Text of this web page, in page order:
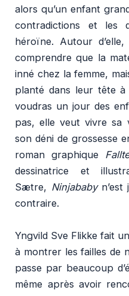
alors qu’un enfant
contradictions et les
héroïne. Autour
comprendre que la
inné chez la femme,
planté dans leur tête
voudras un jour des
pas, elle veut vivre sa
son déni de grossesse
roman graphique
dessinatrice et
Sætre, Ninjababyn’est
contraire.
Yngvild Sve Flikke fait
à montrer les failles de
passe par beaucoup
même après avoir